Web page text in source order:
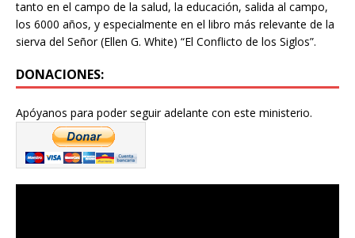
tanto en el campo de la salud, la educación, salida al campo,
los 6000 años, y especialmente en el libro más relevante de la
sierva del Señor (Ellen G. White) “El Conflicto de los Siglos”.
DONACIONES:
Apóyanos para poder seguir adelante con este ministerio.